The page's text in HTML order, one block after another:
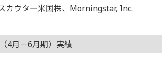
カウター米国株、Morningstar, Inc.
4月－6月期）実績